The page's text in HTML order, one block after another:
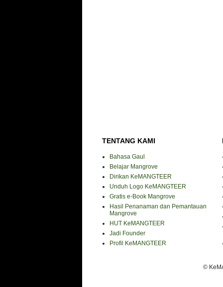
TENTANG KAMI
Bahasa Gaul
Belajar Mangrove
Dirikan KeMANGTEER
Unduh Logo KeMANGTEER
Gratis e-Book Mangrove
Hasil Penanaman dan Pemantauan
Mangrove
HUT KeMANGTEER
Jadi Founder
Profil KeMANGTEER
©